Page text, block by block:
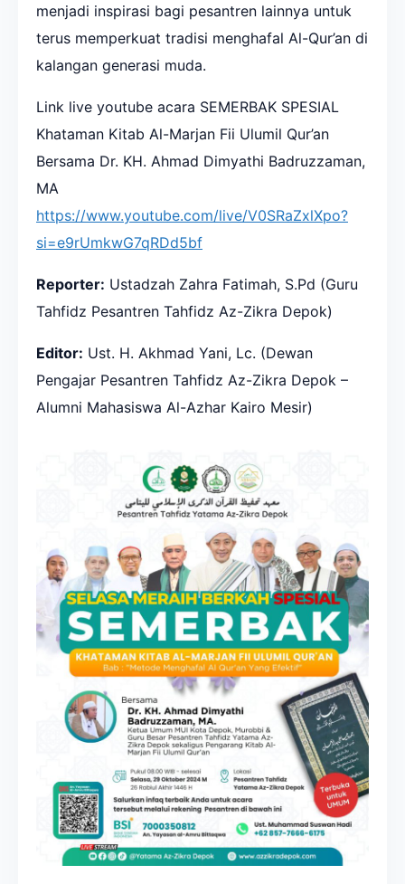
menjadi inspirasi bagi pesantren lainnya untuk
terus memperkuat tradisi menghafal Al-Qur’an di
kalangan generasi muda.
Link live youtube acara SEMERBAK SPESIAL
Khataman Kitab Al-Marjan Fii Ulumil Qur’an
Bersama Dr. KH. Ahmad Dimyathi Badruzzaman,
MA
https://www.youtube.com/live/V0SRaZxlXpo?
si=e9rUmkwG7qRDd5bf
Reporter: Ustadzah Zahra Fatimah, S.Pd (Guru
Tahfidz Pesantren Tahfidz Az-Zikra Depok)
Editor: Ust. H. Akhmad Yani, Lc. (Dewan
Pengajar Pesantren Tahfidz Az-Zikra Depok –
Alumni Mahasiswa Al-Azhar Kairo Mesir)